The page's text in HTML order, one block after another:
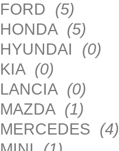
FORD (5)
HONDA (5)
HYUNDAI (0)
KIA (0)
LANCIA (0)
MAZDA (1)
MERCEDES (4)